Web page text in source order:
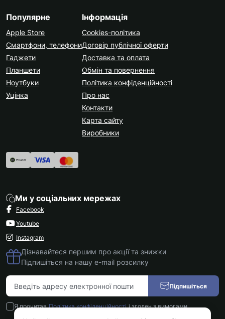
Популярне
Apple Store
Смартфони, телефони
Гаджети
Планшети
Ноутбуки
Уцінка
Інформація
Cookies-політика
Договір публічної оферти
Доставка та оплата
Обмін та повернення
Політика конфіденційності
Про нас
Контакти
Карта сайту
Виробники
Ми у соціальних мережах
Facebook
Youtube
Instagram
Дізнавайтеся першим про акції та знижки
Підпишіться на нашу e-mail розсилку
Підпишіться
Я прочитав Політика конфіденційності і згоден з вимогами